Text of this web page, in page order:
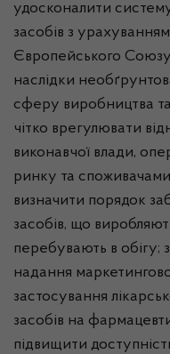
удосконалити
засобів з
Європейського Союзу
наслідки
сферу виробництва та
чітко врегулювати
виконавчої влади,
ринку та споживачами
визначити порядок
засобів, що
перебувають в обігу;
надання
застосування
засобів на
підвищити